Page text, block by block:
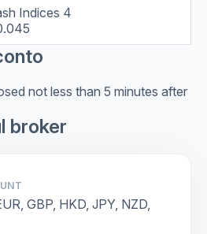
Indices 4
not less than 5 minutes after
broker
GBP, HKD, JPY, NZD,